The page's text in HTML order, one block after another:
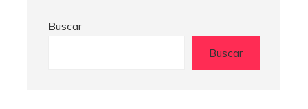
Buscar
Buscar